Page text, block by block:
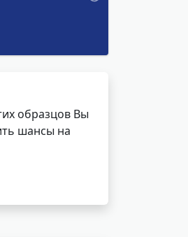
образцов Вы
шансы на